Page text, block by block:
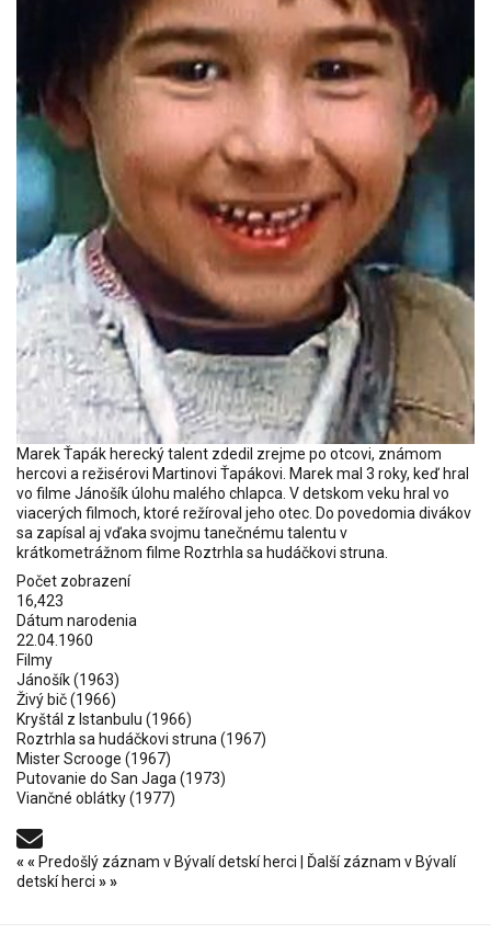
Marek Ťapák herecký talent zdedil zrejme po otcovi, známom
hercovi a režisérovi Martinovi Ťapákovi. Marek mal 3 roky, keď hral
vo filme Jánošík úlohu malého chlapca. V detskom veku hral vo
viacerých filmoch, ktoré režíroval jeho otec. Do povedomia divákov
sa zapísal aj vďaka svojmu tanečnému talentu v
krátkometrážnom filme Roztrhla sa hudáčkovi struna.
Počet zobrazení
16,423
Dátum narodenia
22.04.1960
Filmy
Jánošík(1963)
Živý bič(1966)
Kryštál z Istanbulu (1966)
Roztrhla sa hudáčkovi struna (1967)
Mister Scrooge (1967)
Putovanie do San Jaga (1973)
Viančné oblátky(1977)
«« Predošlý záznam v Bývalí detskí herci
Ďalší záznam v Bývalí
detskí herci »»